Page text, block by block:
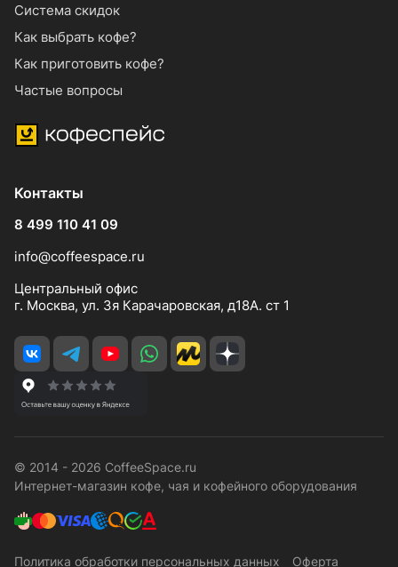
Система скидок
Как выбрать кофе?
Как приготовить кофе?
Частые вопросы
Контакты
8 499 110 41 09
info@coffeespace.ru
Центральный офис
г. Москва, ул. 3я Карачаровская, д18А. ст 1
© 2014 - 2026 CoffeeSpace.ru
Интернет-магазин кофе, чая и кофейного оборудования
Политика обработки персональных данных Оферта